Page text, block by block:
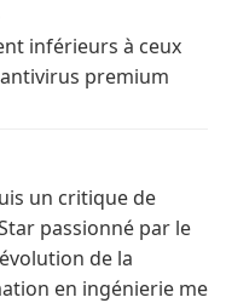
inférieurs à ceux
premium
un critique de
passionné par le
de la
en ingénierie me